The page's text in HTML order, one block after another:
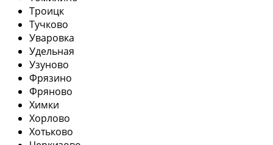
Троицк
Тучково
Уваровка
Удельная
Узуново
Фрязино
Фряново
Химки
Хорлово
Хотьково